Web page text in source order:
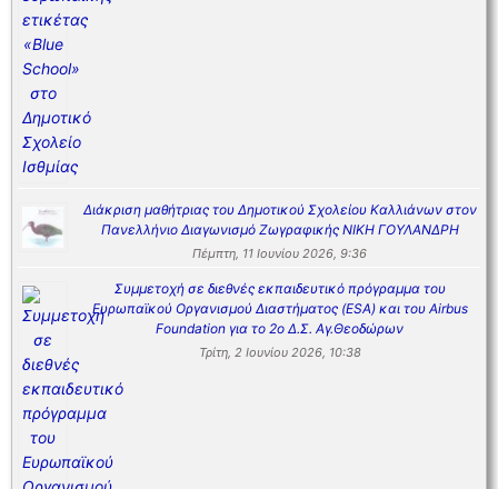
Διάκριση μαθήτριας του Δημοτικού Σχολείου Καλλιάνων στον
Πανελλήνιο Διαγωνισμό Ζωγραφικής ΝΙΚΗ ΓΟΥΛΑΝΔΡΗ
Πέμπτη, 11 Ιουνίου 2026, 9:36
Συμμετοχή σε διεθνές εκπαιδευτικό πρόγραμμα του
Ευρωπαϊκού Οργανισμού Διαστήματος (ESA) και του Airbus
Foundation για το 2ο Δ.Σ. Αγ.Θεοδώρων
Τρίτη, 2 Ιουνίου 2026, 10:38